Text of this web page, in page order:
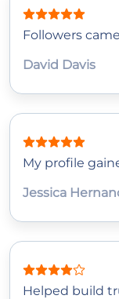
Followers
David Davis
My profile
Jessica
Helped build